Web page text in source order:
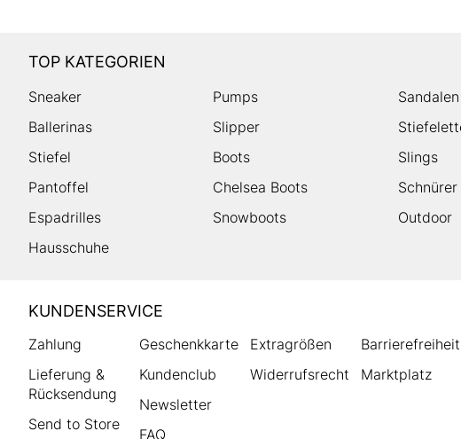
TOP KATEGORIEN
Sneaker Pumps
Sandalen
Ballerinas
Slipper
Stiefel
Boots
Slings
Pantoffel
Chelsea Boots
Schnürer
Espadrilles
Snowboots
Outdoor
Hausschuhe
HUMANIC
Footer
KUNDENSERVICE
Zahlung
Lieferung &
Rücksendung
Send to Store
Geschenkkarte
Kundenclub
Newsletter
FAQ
Extragrößen
Widerrufsrecht
Barrierefreiheit
Marktplatz